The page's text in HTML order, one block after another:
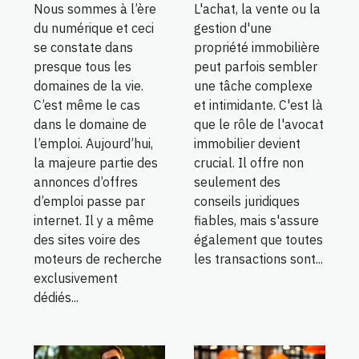
Nous sommes à l’ère
du numérique et ceci
se constate dans
presque tous les
domaines de la vie.
C’est même le cas
dans le domaine de
l’emploi. Aujourd’hui,
la majeure partie des
annonces d’offres
d’emploi passe par
internet. Il y a même
des sites voire des
moteurs de recherche
exclusivement
dédiés...
L'achat, la vente ou la
gestion d'une
propriété immobilière
peut parfois sembler
une tâche complexe
et intimidante. C'est là
que le rôle de l'avocat
immobilier devient
crucial. Il offre non
seulement des
conseils juridiques
fiables, mais s'assure
également que toutes
les transactions sont...